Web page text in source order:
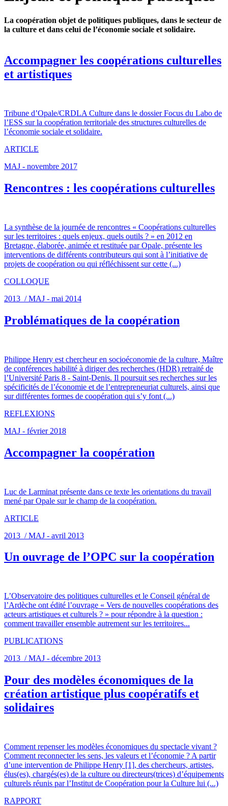
La coopération objet de politiques publiques, dans le secteur de
la culture et dans celui de l’économie sociale et solidaire.
Accompagner les coopérations culturelles
et artistiques
Tribune d’Opale/CRDLA Culture dans le dossier Focus du Labo de
l’ESS sur la coopération territoriale des structures culturelles de
l’économie sociale et solidaire.
ARTICLE
MAJ - novembre 2017
Rencontres : les coopérations culturelles
La synthèse de la journée de rencontres « Coopérations culturelles
sur les territoires : quels enjeux, quels outils ? » en 2012 en
Bretagne, élaborée, animée et restituée par Opale, présente les
interventions de différents contributeurs qui sont à l’initiative de
projets de coopération ou qui réfléchissent sur cette (...)
COLLOQUE
2013 / MAJ - mai 2014
Problématiques de la coopération
Philippe Henry est chercheur en socioéconomie de la culture, Maître
de conférences habilité à diriger des recherches (HDR) retraité de
l’Université Paris 8 - Saint-Denis. Il poursuit ses recherches sur les
spécificités de l’économie et de l’entrepreneuriat culturels, ainsi que
sur différentes formes de coopération qui s’y font (...)
REFLEXIONS
MAJ - février 2018
Accompagner la coopération
Luc de Larminat présente dans ce texte les orientations du travail
mené par Opale sur le champ de la coopération.
ARTICLE
2013 / MAJ - avril 2013
Un ouvrage de l’OPC sur la coopération
L’Observatoire des politiques culturelles et le Conseil général de
l’Ardèche ont édité l’ouvrage « Vers de nouvelles coopérations des
acteurs artistiques et culturels ? » pour répondre à la question :
comment travailler ensemble autrement sur les territoires...
PUBLICATIONS
2013 / MAJ - décembre 2013
Pour des modèles économiques de la
création artistique plus coopératifs et
solidaires
Comment repenser les modèles économiques du spectacle vivant ?
Comment reconnecter les sens, les valeurs et l’économie ? A partir
d’une intervention de Philippe Henry [1], des chercheurs, artistes,
élus(es), chargés(es) de la culture ou directeurs(trices) d’équipements
culturels réunis par l’Institut de Coopération pour la Culture lui (...)
RAPPORT